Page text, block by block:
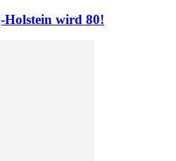
Holstein wird 80!